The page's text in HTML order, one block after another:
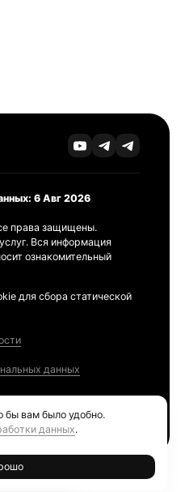
6 Авг 2026
права защищены.
Вся информация
ознакомительный
для сбора статической
данных
бы вам было удобно.
данных.